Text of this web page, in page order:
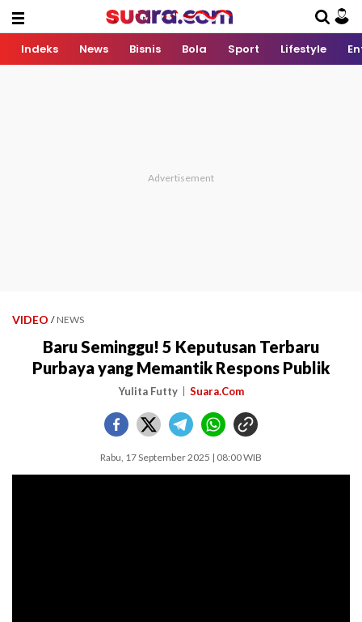
Indeks News Bisnis Bola Sport Lifestyle
VIDEO / NEWS
Baru Seminggu! 5 Keputusan Terbaru
Purbaya yang Memantik Respons Publik
Yulita Futty Suara.Com
Rabu, 17 September 2025 | 08:00 WIB